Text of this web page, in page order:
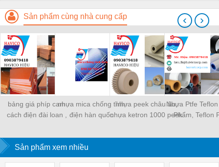
Sản phẩm cùng nhà cung cấp
bảng giá phíp cam
cách điện đài loan ,
nhựa mica chống tĩnh
điện hàn quốc
nhựa peek châu âu,
nhựa ketron 1000 peek
Nhựa Ptfe
Phẩm, Teflon
Carbon, Teflon
Graphite
‹ ›
Sản phẩm xem nhiều